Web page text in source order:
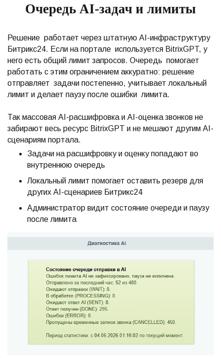
Очередь AI-задач и лимиты
Решение работает через штатную AI-инфраструктуру
Битрикс24. Если на портале используется BitrixGPT, у
него есть общий лимит запросов. Очередь помогает
работать с этим ограничением аккуратно: решение
отправляет задачи постепенно, учитывает локальный
лимит и делает паузу после ошибки лимита.
Так массовая AI-расшифровка и AI-оценка звонков не
забирают весь ресурс BitrixGPT и не мешают другим AI-
сценариям портала.
Задачи на расшифровку и оценку попадают во
внутреннюю очередь
Локальный лимит помогает оставить резерв для
других AI-сценариев Битрикс24
Администратор видит состояние очереди и паузу
после лимита